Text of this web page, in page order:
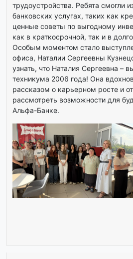
трудоустройства. Ребята смогли
банковских услугах, таких как
ценные советы по выгодному
как в краткосрочной, так и в
Особым моментом стало
офиса, Наталии Сергеевны
узнать, что Наталия Сергеевна –
техникума 2006 года! Она
рассказом о карьерном росте и
рассмотреть возможности для
Альфа-Банке.